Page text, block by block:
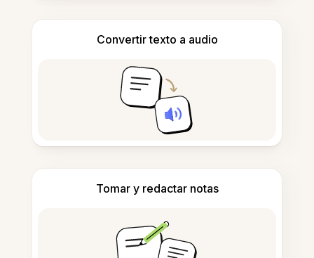
Convertir texto a audio
Tomar y redactar notas